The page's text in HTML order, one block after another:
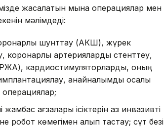
жасалатын мына операциялар мен
мәлімдеді:
шунттау (АКШ), жүрек
коронарлық артерияларды стенттеу,
(РЖА), кардиостимуляторларды, оның
қанайналымды қосалқы
операциялар;
ағзалары ісіктерін аз инвазивті
робот көмегімен алып тастау; сүт безі